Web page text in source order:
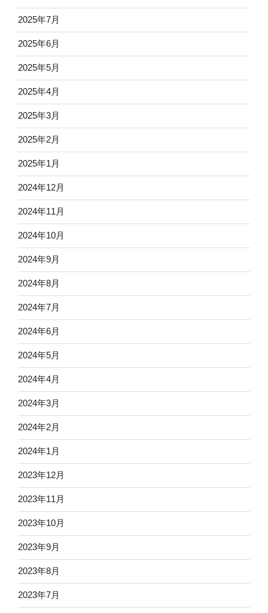
2025年7月
2025年6月
2025年5月
2025年4月
2025年3月
2025年2月
2025年1月
2024年12月
2024年11月
2024年10月
2024年9月
2024年8月
2024年7月
2024年6月
2024年5月
2024年4月
2024年3月
2024年2月
2024年1月
2023年12月
2023年11月
2023年10月
2023年9月
2023年8月
2023年7月